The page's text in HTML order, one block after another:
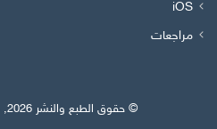
iOS
مراجعات
© حقوق الطبع والنشر 2026, جميع الحقوق محفوظة